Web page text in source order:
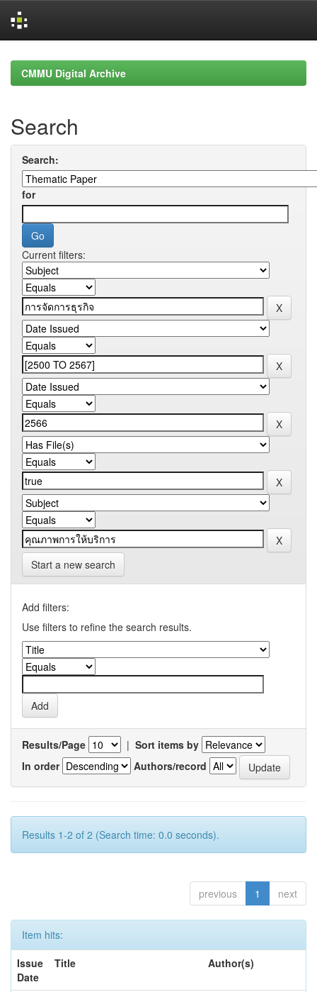
navigationCMMU Digital Archive
Search
Search:
for
Current filters:
Start a new search
Add filters:
Use filters to refine the search results.
Results/Page | Sort items by
In order
Authors/record
Results 1-2 of 2 (Search time: 0.0 seconds).
previous 1 next
Item hits:
Issue
Date
Title Author(s)